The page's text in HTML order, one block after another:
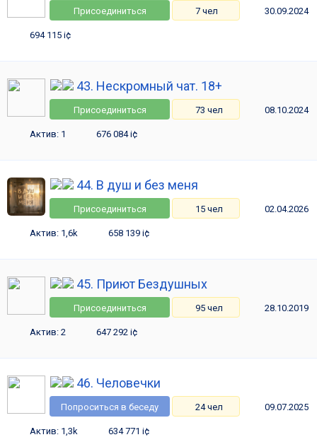
Присоединиться 7 чел 30.09.2024
694 115 i¢
43. Нескромный чат. 18+
Присоединиться 73 чел 08.10.2024
Актив: 1 676 084 i¢
44. В душ и без меня
Присоединиться 15 чел 02.04.2026
Актив: 1,6k 658 139 i¢
45. Приют Бездушных
Присоединиться 95 чел 28.10.2019
Актив: 2 647 292 i¢
46. Человечки
Попроситься в беседу 24 чел 09.07.2025
Актив: 1,3k 634 771 i¢